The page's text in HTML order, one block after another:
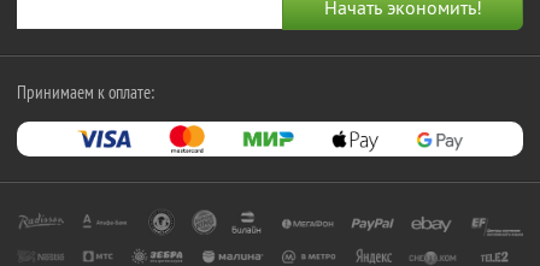
Принимаем к оплате: